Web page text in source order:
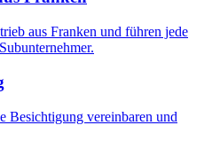
aus Franken und führen jede
Besichtigung vereinbaren und